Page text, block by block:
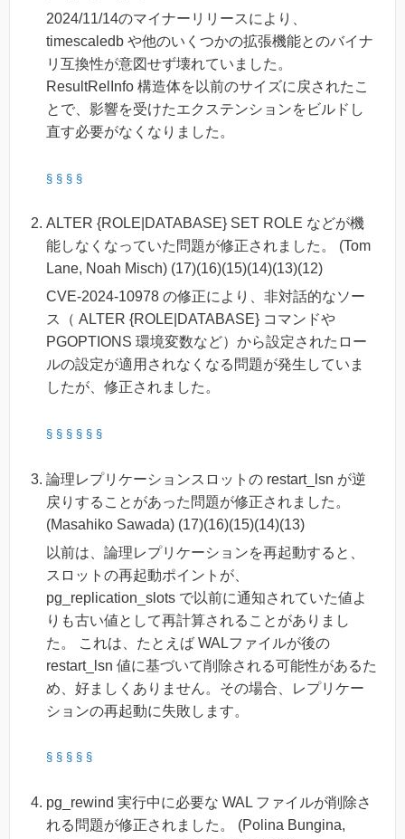
2024/11/14のマイナーリリースにより、
timescaledb や他のいくつかの拡張機能とのバイナ
リ互換性が意図せず壊れていました。
ResultRelInfo 構造体を以前のサイズに戻されたこ
とで、影響を受けたエクステンションをビルドし
直す必要がなくなりました。
§ § § §
ALTER {ROLE|DATABASE} SET ROLE などが機
能しなくなっていた問題が修正されました。 (Tom
Lane, Noah Misch) (17)(16)(15)(14)(13)(12)
CVE-2024-10978 の修正により、非対話的なソー
ス（ ALTER {ROLE|DATABASE} コマンドや
PGOPTIONS 環境変数など）から設定されたロー
ルの設定が適用されなくなる問題が発生していま
したが、修正されました。
§ § § § § §
論理レプリケーションスロットの restart_lsn が逆
戻りすることがあった問題が修正されました。
(Masahiko Sawada) (17)(16)(15)(14)(13)
以前は、論理レプリケーションを再起動すると、
スロットの再起動ポイントが、
pg_replication_slots で以前に通知されていた値よ
りも古い値として再計算されることがありまし
た。 これは、たとえば WALファイルが後の
restart_lsn 値に基づいて削除される可能性があるた
め、好ましくありません。その場合、レプリケー
ションの再起動に失敗します。
§ § § § §
pg_rewind 実行中に必要な WAL ファイルが削除さ
れる問題が修正されました。 (Polina Bungina,